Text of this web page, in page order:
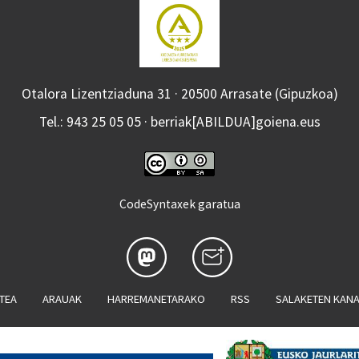
Otalora Lizentziaduna 31 · 20500 Arrasate (Gipuzkoa)
Tel.: 943 25 05 05 · berriak[ABILDUA]goiena.eus
CodeSyntaxek garatua
ARAUAK HARREMANETARAKO RSS SALAKETEN